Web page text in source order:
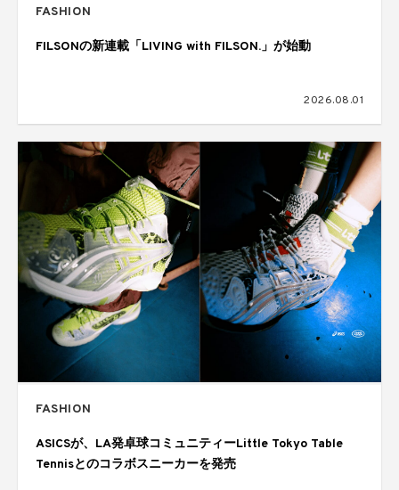
FASHION
FILSONの新連載「LIVING with FILSON.」が始動
2026.08.01
FASHION
ASICSが、LA発卓球コミュニティーLittle Tokyo Table
Tennisとのコラボスニーカーを発売